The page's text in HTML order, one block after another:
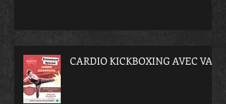
CARDIO KICKBOXING AVEC VAL